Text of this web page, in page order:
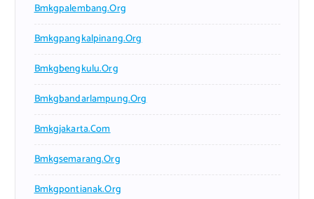
Bmkgpalembang.org
Bmkgpangkalpinang.org
Bmkgbengkulu.org
Bmkgbandarlampung.org
Bmkgjakarta.com
Bmkgsemarang.org
Bmkgpontianak.org